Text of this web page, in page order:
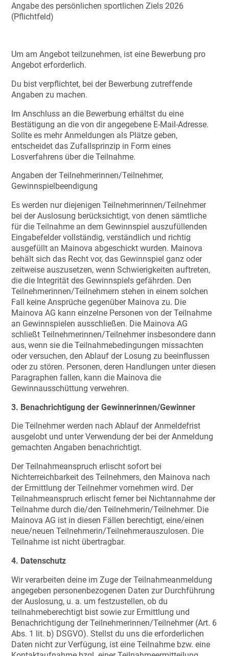
Angabe des persönlichen sportlichen Ziels 2026
(Pflichtfeld)
Um am Angebot teilzunehmen, ist eine Bewerbung pro
Angebot erforderlich.
Du bist verpflichtet, bei der Bewerbung zutreffende
Angaben zu machen.
Im Anschluss an die Bewerbung erhältst du eine
Bestätigung an die von dir angegebene E-Mail-Adresse.
Sollte es mehr Anmeldungen als Plätze geben,
entscheidet das Zufallsprinzip in Form eines
Losverfahrens über die Teilnahme.
Angaben der Teilnehmerinnen/Teilnehmer,
Gewinnspielbeendigung
Es werden nur diejenigen Teilnehmerinnen/Teilnehmer
bei der Auslosung berücksichtigt, von denen sämtliche
für die Teilnahme an dem Gewinnspiel auszufüllenden
Eingabefelder vollständig, verständlich und richtig
ausgefüllt an Mainova abgeschickt wurden. Mainova
behält sich das Recht vor, das Gewinnspiel ganz oder
zeitweise auszusetzen, wenn Schwierigkeiten auftreten,
die die Integrität des Gewinnspiels gefährden. Den
Teilnehmerinnen/Teilnehmern stehen in einem solchen
Fall keine Ansprüche gegenüber Mainova zu. Die
Mainova AG kann einzelne Personen von der Teilnahme
an Gewinnspielen ausschließen. Die Mainova AG
schließt Teilnehmerinnen/Teilnehmer insbesondere dann
aus, wenn sie die Teilnahmebedingungen missachten
oder versuchen, den Ablauf der Losung zu beeinflussen
oder zu stören. Personen, deren Handlungen unter diesen
Paragraphen fallen, kann die Mainova die
Gewinnausschüttung verwehren.
3. Benachrichtigung der Gewinnerinnen/Gewinner
Die Teilnehmer werden nach Ablauf der Anmeldefrist
ausgelobt und unter Verwendung der bei der Anmeldung
gemachten Angaben benachrichtigt.
Der Teilnahmeanspruch erlischt sofort bei
Nichterreichbarkeit des Teilnehmers, den Mainova nach
der Ermittlung der Teilnehmer vornehmen wird. Der
Teilnahmeanspruch erlischt ferner bei Nichtannahme der
Teilnahme durch die/den Teilnehmerin/Teilnehmer. Die
Mainova AG ist in diesen Fällen berechtigt, eine/einen
neue/neuen Teilnehmerin/Teilnehmerauszulosen. Die
Teilnahme ist nicht übertragbar.
4. Datenschutz
Wir verarbeiten deine im Zuge der Teilnahmeanmeldung
angegeben personenbezogenen Daten zur Durchführung
der Auslosung, u. a. um festzustellen, ob du
teilnahmeberechtigt bist sowie zur Ermittlung und
Benachrichtigung der Teilnehmerinnen/Teilnehmer (Art. 6
Abs. 1 lit. b) DSGVO). Stellst du uns die erforderlichen
Daten nicht zur Verfügung, ist eine Teilnahme bzw. eine